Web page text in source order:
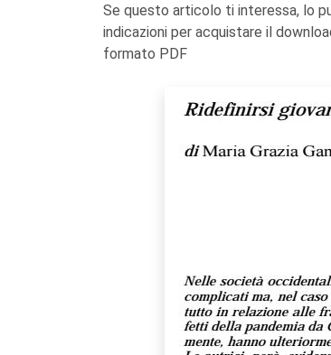
Se questo articolo ti interessa, lo
indicazioni per acquistare il
formato PDF